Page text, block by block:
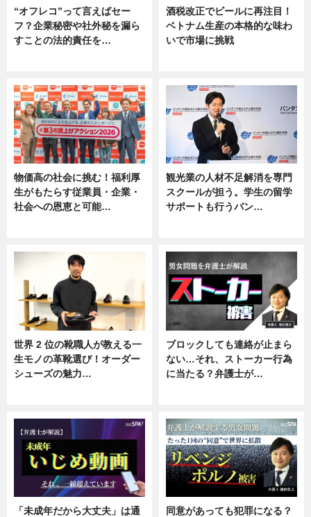
“オフレコ”って言えばセー
フ？企業秘密や社外秘を漏ら
すことの法的責任を…
酒税改正でビールに再注目！
ベトナム生産の本格的な味わ
いで市場に挑戦
物価高の社会に挑む！福利厚
生がもたらす従業員・企業・
社会への恩恵と可能…
観光業の人材不足解消を専門
スクールが担う。学生の留学
サポートも行うバン…
世界 2 位の靴職人が教える一
生モノの革靴選び！オーダー
シューズの魅力…
ブロックしても連絡が止まら
ない…それ、ストーカー行為
に当たる？弁護士が…
「未成年だから大丈夫」は通 同意があっても犯罪になる？